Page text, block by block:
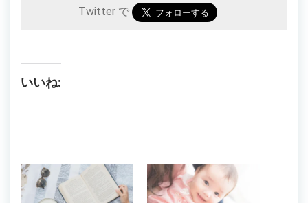
Twitter で
いいね: